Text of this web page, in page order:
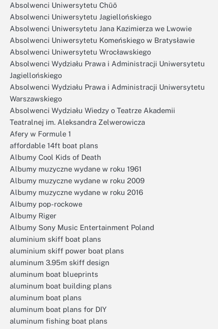
Absolwenci Uniwersytetu Chūō
Absolwenci Uniwersytetu Jagiellońskiego
Absolwenci Uniwersytetu Jana Kazimierza we Lwowie
Absolwenci Uniwersytetu Komeńskiego w Bratysławie
Absolwenci Uniwersytetu Wrocławskiego
Absolwenci Wydziału Prawa i Administracji Uniwersytetu
Jagiellońskiego
Absolwenci Wydziału Prawa i Administracji Uniwersytetu
Warszawskiego
Absolwenci Wydziału Wiedzy o Teatrze Akademii
Teatralnej im. Aleksandra Zelwerowicza
Afery w Formule 1
affordable 14ft boat plans
Albumy Cool Kids of Death
Albumy muzyczne wydane w roku 1961
Albumy muzyczne wydane w roku 2009
Albumy muzyczne wydane w roku 2016
Albumy pop-rockowe
Albumy Riger
Albumy Sony Music Entertainment Poland
aluminium skiff boat plans
aluminium skiff power boat plans
aluminum 3.95m skiff design
aluminum boat blueprints
aluminum boat building plans
aluminum boat plans
aluminum boat plans for DIY
aluminum fishing boat plans